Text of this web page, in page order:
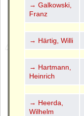
→ Galkowski,
Franz
→ Härtig, Willi
→ Hartmann,
Heinrich
→ Heerda,
Wilhelm